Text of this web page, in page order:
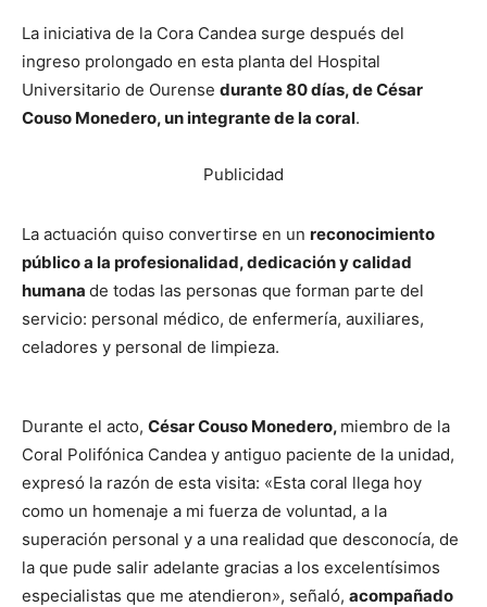
La iniciativa de la Cora Candea surge después del
ingreso prolongado en esta planta del Hospital
Universitario de Ourense durante 80 días, de César
Couso Monedero, un integrante de la coral.
Publicidad
La actuación quiso convertirse en un reconocimiento
público a la profesionalidad, dedicación y calidad
humana de todas las personas que forman parte del
servicio: personal médico, de enfermería, auxiliares,
celadores y personal de limpieza.
Durante el acto, César Couso Monedero, miembro de la
Coral Polifónica Candea y antiguo paciente de la unidad,
expresó la razón de esta visita: «Esta coral llega hoy
como un homenaje a mi fuerza de voluntad, a la
superación personal y a una realidad que desconocía, de
la que pude salir adelante gracias a los excelentísimos
especialistas que me atendieron», señaló, acompañado